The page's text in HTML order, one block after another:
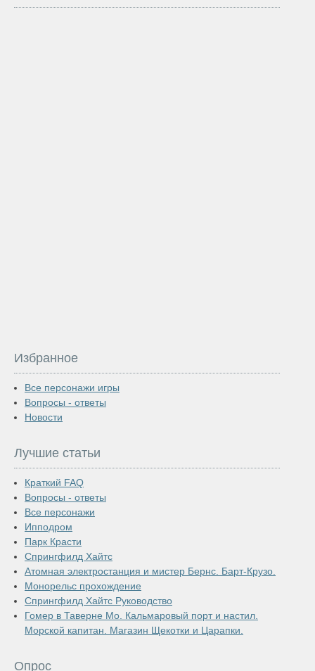
Избранное
Все персонажи игры
Вопросы - ответы
Новости
Лучшие статьи
Краткий FAQ
Вопросы - ответы
Все персонажи
Ипподром
Парк Красти
Спрингфилд Хайтс
Атомная электростанция и мистер Бернс. Барт-Крузо.
Монорельс прохождение
Спрингфилд Хайтс Руководство
Гомер в Таверне Мо. Кальмаровый порт и настил.
Морской капитан. Магазин Щекотки и Царапки.
Опрос